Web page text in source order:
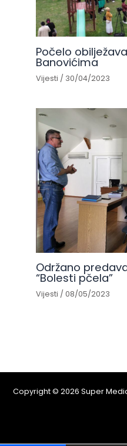
Počelo
Banovićima
Vijesti / 30/04/2023
Održano
“Bolesti pčela”
Vijesti /08/05/2023
Copyright © 2026 Super